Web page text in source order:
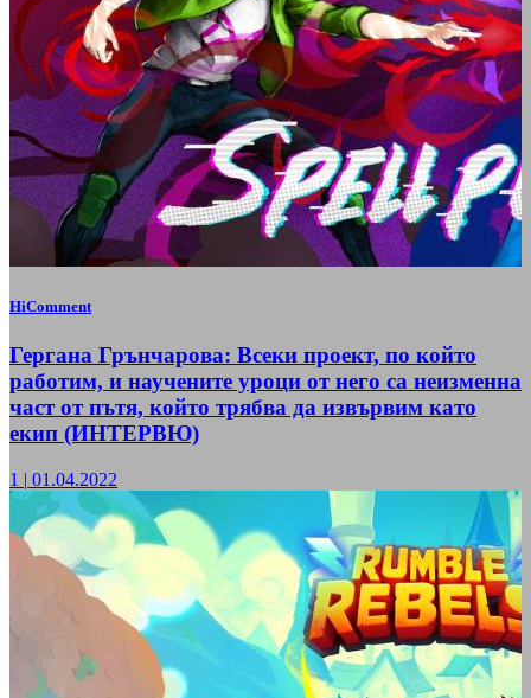
HiComment
Гергана Грънчарова: Всеки проект, по който
работим, и научените уроци от него са неизменна
част от пътя, който трябва да извървим като
екип (ИНТЕРВЮ)
1 | 01.04.2022